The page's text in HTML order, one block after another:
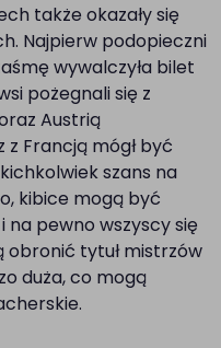
także okazały się
Najpierw podopieczni
wywalczyła bilet
pożegnali się z
Austrią
Francją mógł być
szans na
kibice mogą być
pewno wszyscy się
obronić tytuł mistrzów
duża, co mogą